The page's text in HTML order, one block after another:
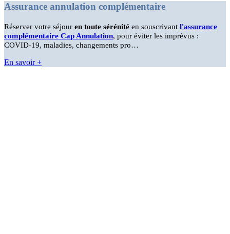
Assurance annulation complémentaire
Réserver votre séjour en toute sérénité en souscrivant l'assurance
complémentaire Cap Annulation, pour éviter les imprévus :
COVID-19, maladies, changements pro…
En savoir +